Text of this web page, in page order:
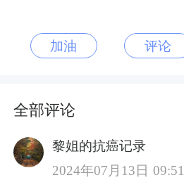
加油 评论
全部评论
黎姐的抗癌记录
2024年07月13日 09:51